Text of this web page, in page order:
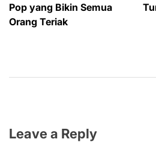
Pop yang Bikin Semua
Orang Teriak
Leave a Reply